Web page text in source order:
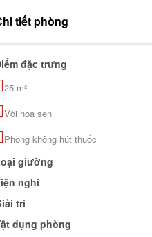
Đăng nhập
Lạt, Tỉnh Lâm Đồng - 02633821569
tiết phòng
đặc trưng
25 m²
Vòi hoa sen
Phòng không hút thuốc
giường
nghi
trí
dụng phòng